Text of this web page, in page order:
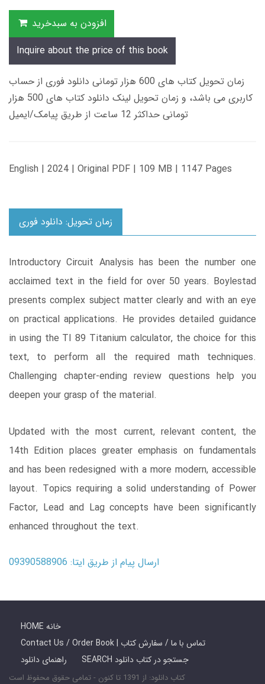
افزودن به سبدخرید
Inquire about the price of this book
زمان تحویل کتاب های 600 هزار تومانی دانلود فوری از حساب
کاربری می باشد، و زمان تحویل لینک دانلود کتاب های 500 هزار
تومانی حداکثر 12 ساعت از طریق پیامک/ایمیل
English | 2024 | Original PDF | 109 MB | 1147 Pages
زمان تحویل: دانلود فوری
Introductory Circuit Analysis has been the number one
acclaimed text in the field for over 50 years. Boylestad
presents complex subject matter clearly and with an eye
on practical applications. He provides detailed guidance
in using the TI 89 Titanium calculator, the choice for this
text, to perform all the required math techniques.
Challenging chapter-ending review questions help you
deepen your grasp of the material.
Updated with the most current, relevant content, the
14th Edition places greater emphasis on fundamentals
and has been redesigned with a more modern, accessible
layout. Topics requiring a solid understanding of Power
Factor, Lead and Lag concepts have been significantly
enhanced throughout the text.
ارسال پیام از طریق ایتا: 09390588906
HOME خانه
Contact Us / Order Book | تماس با ما / سفارش کتاب
راهنمای دانلود
SEARCH جستجو در کتاب دانلود
کتاب دانلود: از 1391 تا کنون - تمامی حقوق محفوظ است